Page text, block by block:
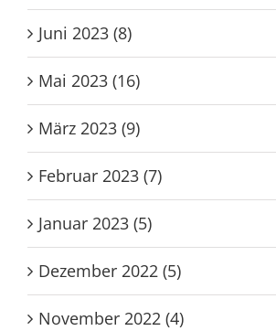
Juni 2023 (8)
Mai 2023 (16)
März 2023 (9)
Februar 2023 (7)
Januar 2023 (5)
Dezember 2022 (5)
November 2022 (4)